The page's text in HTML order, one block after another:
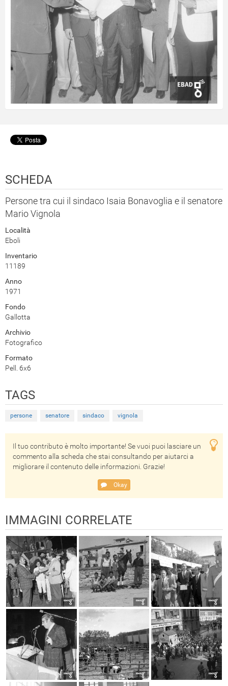
SCHEDA
Persone tra cui il sindaco Isaia Bonavoglia e il senatore
Mario Vignola
Località
Eboli
Inventario
11189
Anno
1971
Fondo
Gallotta
Archivio
Fotografico
Formato
Pell. 6x6
TAGS
persone senatore sindaco vignola
Il tuo contributo è molto importante! Se vuoi puoi lasciare un
commento alla scheda che stai consultando per aiutarci a
migliorare il contenuto delle informazioni. Grazie!
Okay
IMMAGINI CORRELATE